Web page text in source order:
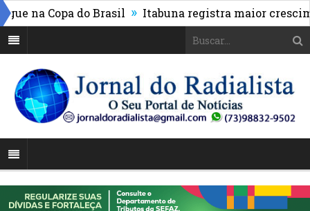
na Copa do Brasil » Itabuna registra maior